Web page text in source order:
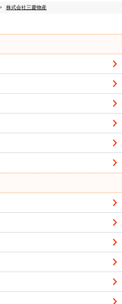
株式会社三慶物産